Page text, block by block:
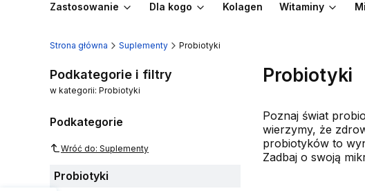
Zastosowanie Dla kogo Kolagen Witaminy
Strona główna Suplementy Probiotyki
Podkategorie i filtry
w kategorii: Probiotyki
Podkategorie
Wróć do: Suplementy
Probiotyki
Probiotyki
Poznaj świat
wierzymy, że
probiotyków to
Zadbaj o swoją